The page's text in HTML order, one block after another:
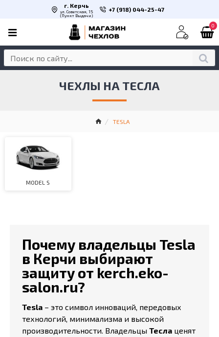
г. Керчь
ул. Советская, 15
(Пункт Выдачи)
+7 (918) 044-25-47
0
TESLA
ЧЕХЛЫ НА ТЕСЛА
MODEL S
Почему владельцы Tesla
в Керчи выбирают
защиту от kerch.eko-
salon.ru?
Tesla – это символ инноваций, передовых
технологий, минимализма и высокой
производительности. Владельцы Тесла ценят